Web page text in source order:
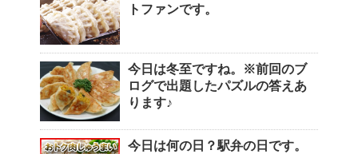
トファンです。
今日は冬至ですね。※前回のブ
ログで出題したパズルの答えあ
ります♪
今日は何の日？駅弁の日です。